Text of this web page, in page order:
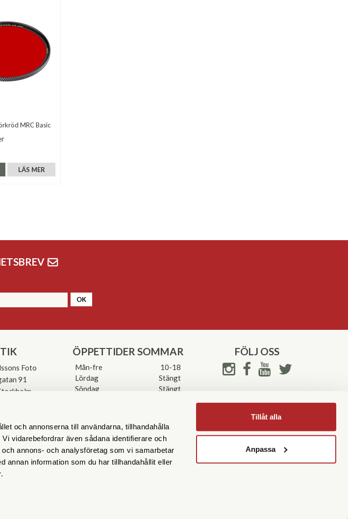
och annonserna till användarna, tillhandahålla
vidarebefordrar även sådana identifierare och
annons- och analysföretag som vi samarbetar
annan information som du har tillhandahållit eller
Tillåt alla
Anpassa
MRC Basic
LÄS MER
OK
Foto
91
ÖPPETTIDER SOMMAR
Mån-fre
10-18
Lördag
Stängt
Söndag
Stängt
FÖLJ OSS